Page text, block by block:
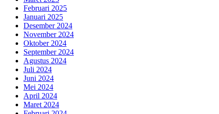
Februari 2025
Januari 2025
Desember 2024
November 2024
Oktober 2024
September 2024
Agustus 2024
Juli 2024
Juni 2024
Mei 2024
April 2024
Maret 2024